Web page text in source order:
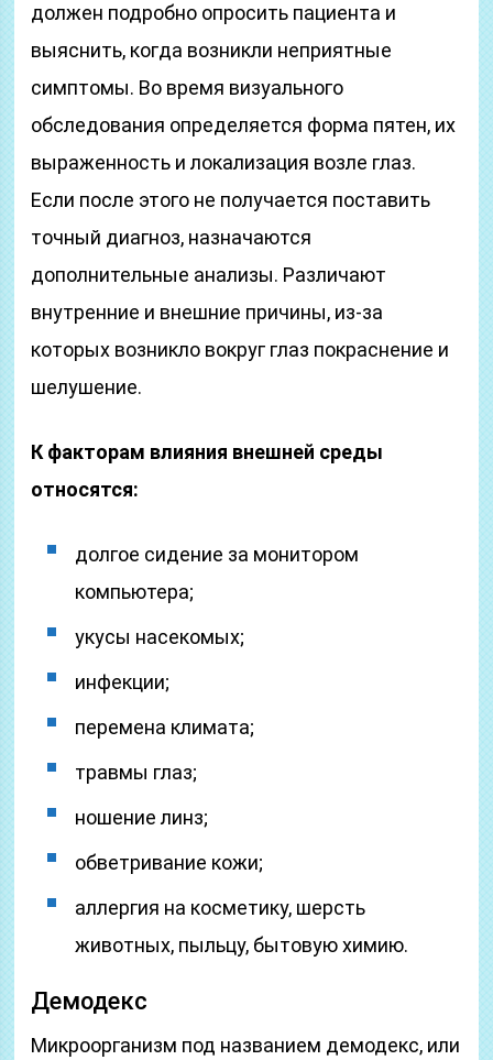
должен подробно опросить пациента и
выяснить, когда возникли неприятные
симптомы. Во время визуального
обследования определяется форма пятен, их
выраженность и локализация возле глаз.
Если после этого не получается поставить
точный диагноз, назначаются
дополнительные анализы. Различают
внутренние и внешние причины, из-за
которых возникло вокруг глаз покраснение и
шелушение.
К факторам влияния внешней среды
относятся:
долгое сидение за монитором
компьютера;
укусы насекомых;
инфекции;
перемена климата;
травмы глаз;
ношение линз;
обветривание кожи;
аллергия на косметику, шерсть
животных, пыльцу, бытовую химию.
Демодекс
Микроорганизм под названием демодекс, или